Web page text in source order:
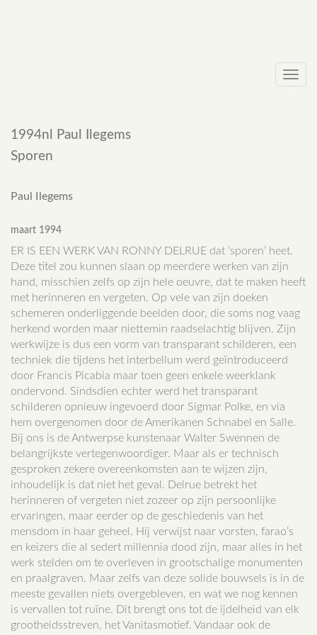
1994nl Paul Ilegems
Sporen
Paul Ilegems
maart 1994
ER IS EEN WERK VAN RONNY DELRUE dat ‘sporen’ heet.
Deze titel zou kunnen slaan op meerdere werken van zijn
hand, misschien zelfs op zijn hele oeuvre, dat te maken heeft
met herinneren en vergeten. Op vele van zijn doeken
schemeren onderliggende beelden door, die soms nog vaag
herkend worden maar niettemin raadselachtig blijven. Zijn
werkwijze is dus een vorm van transparant schilderen, een
techniek die tijdens het interbellum werd geïntroduceerd
door Francis Picabia maar toen geen enkele weerklank
ondervond. Sindsdien echter werd het transparant
schilderen opnieuw ingevoerd door Sigmar Polke, en via
hem overgenomen door de Amerikanen Schnabel en Salle.
Bij ons is de Antwerpse kunstenaar Walter Swennen de
belangrijkste vertegenwoordiger. Maar als er technisch
gesproken zekere overeenkomsten aan te wijzen zijn,
inhoudelijk is dat niet het geval. Delrue betrekt het
herinneren of vergeten niet zozeer op zijn persoonlijke
ervaringen, maar eerder op de geschiedenis van het
mensdom in haar geheel. Hij verwijst naar vorsten, farao’s
en keizers die al sedert millennia dood zijn, maar alles in het
werk stelden om te overleven in grootschalige monumenten
en praalgraven. Maar zelfs van deze solide bouwsels is in de
meeste gevallen niets overgebleven, en wat we nog kennen
is vervallen tot ruïne. Dit brengt ons tot de ijdelheid van elk
grootheidsstreven, het Vanitasmotief. Vandaar ook de